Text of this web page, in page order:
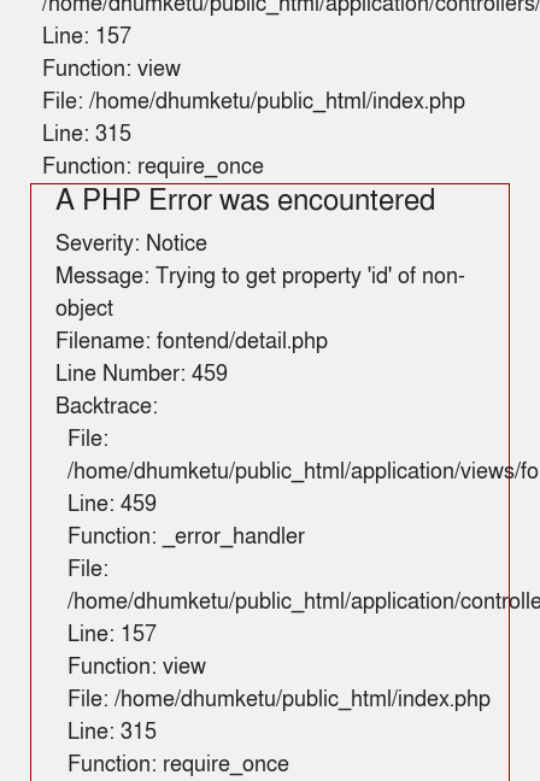
Line: 157
Function: view
File: /home/dhumketu/public_html/index.php
Line: 315
Function: require_once
A PHP Error was encountered
Severity: Notice
Message: Trying to get property 'id' of non-
object
Filename: fontend/detail.php
Line Number: 459
Backtrace:
File:
/home/dhumketu/public_html/application/views/
Line: 459
Function: _error_handler
File:
/home/dhumketu/public_html/application/
Line: 157
Function: view
File: /home/dhumketu/public_html/index.php
Line: 315
Function: require_once